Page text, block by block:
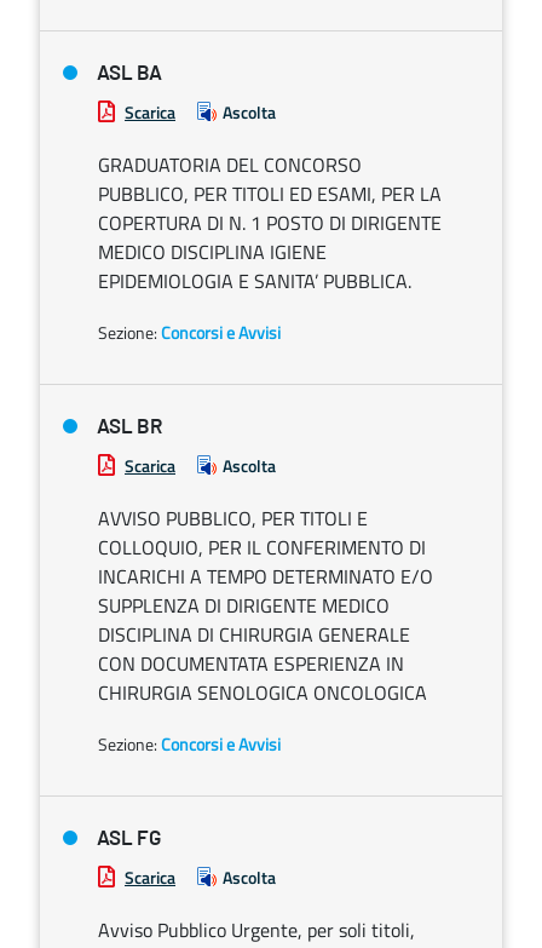
ASL BA
Scarica Ascolta
GRADUATORIA DEL CONCORSO
PUBBLICO, PER TITOLI ED ESAMI, PER LA
COPERTURA DI N. 1 POSTO DI DIRIGENTE
MEDICO DISCIPLINA IGIENE
EPIDEMIOLOGIA E SANITA’ PUBBLICA.
Sezione:Concorsi e Avvisi
ASL BR
Scarica Ascolta
AVVISO PUBBLICO, PER TITOLI E
COLLOQUIO, PER IL CONFERIMENTO DI
INCARICHI A TEMPO DETERMINATO E/O
SUPPLENZA DI DIRIGENTE MEDICO
DISCIPLINA DI CHIRURGIA GENERALE
CON DOCUMENTATA ESPERIENZA IN
CHIRURGIA SENOLOGICA ONCOLOGICA
Sezione:Concorsi e Avvisi
ASL FG
Scarica Ascolta
Avviso Pubblico Urgente, per soli titoli,